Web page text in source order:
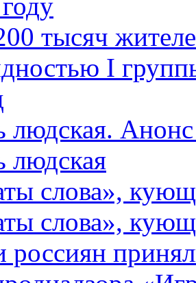
тысяч
I
людская.
людская
слова»,
слова»,
россиян